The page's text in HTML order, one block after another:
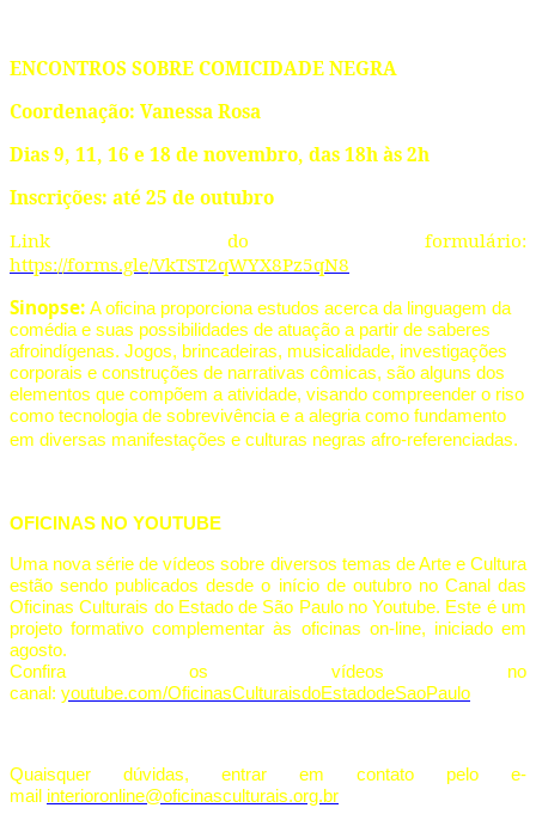
ENCONTROS SOBRE COMICIDADE NEGRA
Coordenação: Vanessa Rosa
Dias 9, 11, 16 e 18 de novembro, das 18h às 2h
Inscrições: até 25 de outubro
Link do formulário:
https://forms.gle/VkTST2qWYX8Pz5qN8
Sinopse: A oficina proporciona estudos acerca da linguagem da
comédia e suas possibilidades de atuação a partir de saberes
afroindígenas. Jogos, brincadeiras, musicalidade, investigações
corporais e construções de narrativas cômicas, são alguns dos
elementos que compõem a atividade, visando compreender o riso
como tecnologia de sobrevivência e a alegria como fundamento
em diversas manifestações e culturas negras afro-referenciadas.
OFICINAS NO YOUTUBE
Uma nova série de vídeos sobre diversos temas de Arte e Cultura
estão sendo publicados desde o início de outubro no Canal das
Oficinas Culturais do Estado de São Paulo no Youtube. Este é um
projeto formativo complementar às oficinas on-line, iniciado em
agosto.
Confira os vídeos no
canal: youtube.com/OficinasCulturaisdoEstadodeSaoPaulo
Quaisquer dúvidas, entrar em contato pelo e-
mail interioronline@oficinasculturais.org.br